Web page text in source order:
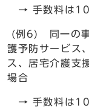
→ 手数料は
(例6) 同一の事
護予防サービス
ス、居宅介護支
場合
→ 手数料は10